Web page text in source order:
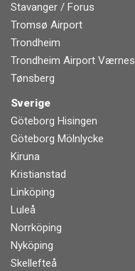
Stavanger / Forus
Tromsø Airport
Trondheim
Trondheim Airport Værnes
Tønsberg
Sverige
Göteborg Hisingen
Göteborg Mölnlycke
Kiruna
Kristianstad
Linköping
Luleå
Norrköping
Nyköping
Skellefteå